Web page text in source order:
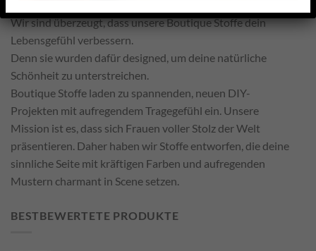
Wir sind überzeugt, dass unsere Boutique Stoffe dein
Lebensgefühl verbessern.
Denn sie wurden dafür designed, um deine natürliche
Schönheit zu unterstreichen.
Boutique Stoffe laden zu spannenden, neuen DIY-
Projekten mit aufregendem Tragegefühl ein. Unsere
Mission ist es, dass sich Frauen voller Stolz der Welt
präsentieren. Daher haben wir Stoffe entworfen, die deine
sinnliche Seite mit kräftigen Farben und aufregenden
Mustern charmant in Scene setzen.
BESTBEWERTETE PRODUKTE